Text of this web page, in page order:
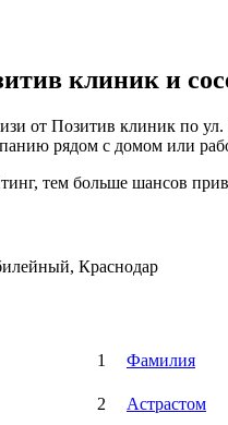
клиник и
от Позитив клиник по
рядом с домом или
тем больше шансов
Краснодар
1 Фамилия
2 Астрастом